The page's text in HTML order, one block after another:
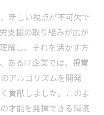
新しい視点が不可欠で
支援の取り組みが広が
解し、それを活かす方
あるIT企業では、視覚
アルゴリズムを開発
貢献しました。このよ
才能を発揮できる環境